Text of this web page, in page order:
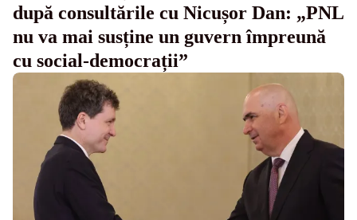
după consultările cu Nicușor Dan: „PNL
nu va mai susține un guvern împreună
cu social-democrații”